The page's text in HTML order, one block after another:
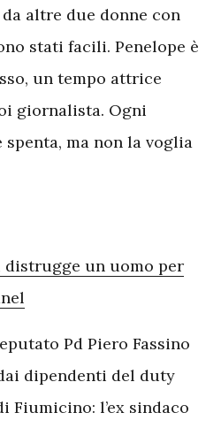
altre due donne con
stati facili. Penelope è
un tempo attrice
giornalista. Ogni
ma non la voglia
distrugge un uomo per
Pd Piero Fassino
dipendenti del duty
Fiumicino: l’ex sindaco